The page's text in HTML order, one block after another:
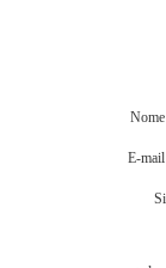
Nome
E-mail